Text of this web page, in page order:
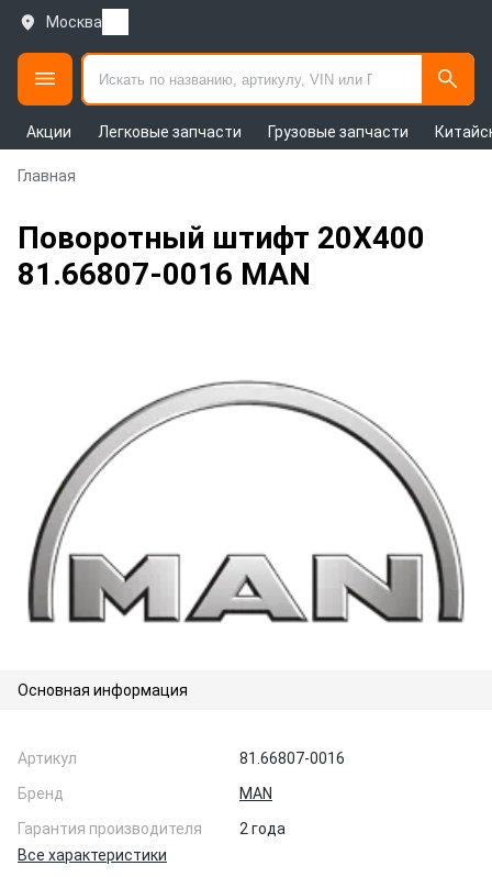
Москва
Акции Легковые запчасти Грузовые запчасти
Главная
Поворотный штифт 20X400
81.66807-0016 MAN
Основная информация
Артикул
81.66807-0016
Бренд
MAN
Гарантия производителя
2 года
Все характеристики